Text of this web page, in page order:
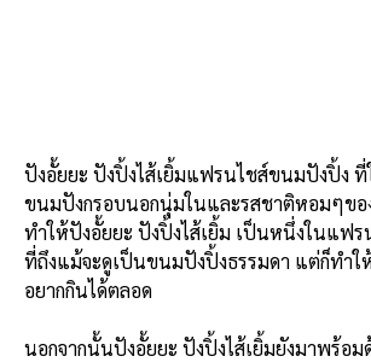
ปังอั้ยยะ ปังปิ้งไส้เยิ้มแฟรนไชส์ขนมปังปิ้ง
ขนมปังกรอบนอกนุ่มในและรสชาติหอมๆข
ทำให้ปังอั้ยยะ ปังปิ้งไส้เยิ้ม เป็นหนึ่งในแฟร
ที่ถึงแม้จะดูเป็นขนมปังปิ้งธรรมดา แต่ก็ทำใ
อยากกินได้ตลอด
นอกจากนั้นปังอั้ยยะ ปังปิ้งไส้เยิ้มยังมาพร้อม